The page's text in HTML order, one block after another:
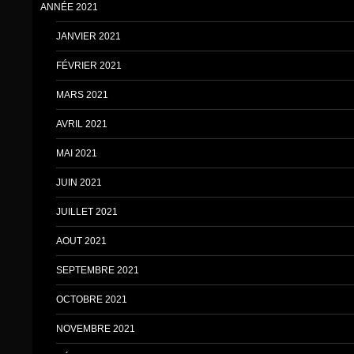
ANNÉE 2021
JANVIER 2021
FÉVRIER 2021
MARS 2021
AVRIL 2021
MAI 2021
JUIN 2021
JUILLET 2021
AOUT 2021
SEPTEMBRE 2021
OCTOBRE 2021
NOVEMBRE 2021